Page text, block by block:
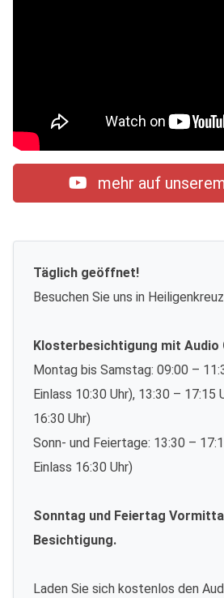
mehr auf
Täglich geöffnet!
Besuchen Sie uns in Heiligenkreuz
Klosterbesichtigung mit Audio
Montag bis Samstag: 09:00 –
Einlass 10:30 Uhr), 13:30 – 17:15
16:30 Uhr)
Sonn- und Feiertage: 13:30 –
Einlass 16:30 Uhr)
Sonntag und Feiertag
Besichtigung.
Laden Sie sich kostenlos den